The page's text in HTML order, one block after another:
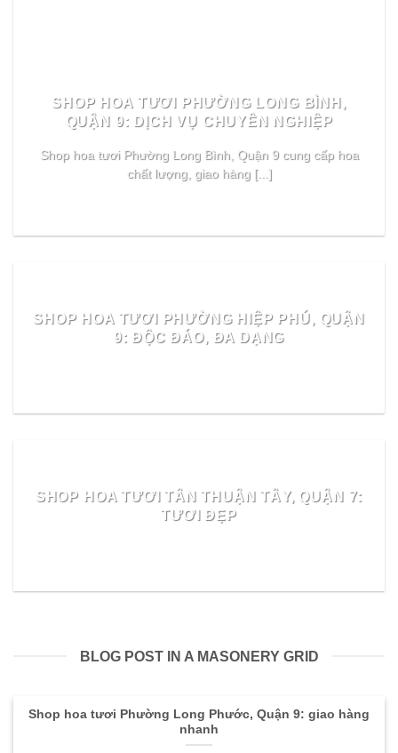
SHOP HOA TƯƠI PHƯỜNG LONG BÌNH,
QUẬN 9: DỊCH VỤ CHUYÊN NGHIỆP
Shop hoa tươi Phường Long Bình, Quận 9 cung cấp hoa
chất lượng, giao hàng [...]
SHOP HOA TƯƠI PHƯỜNG HIỆP PHÚ, QUẬN
9: ĐỘC ĐÁO, ĐA DẠNG
SHOP HOA TƯƠI TÂN THUẬN TÂY, QUẬN 7:
TƯƠI ĐẸP
BLOG POST IN A MASONERY GRID
Shop hoa tươi Phường Long Phước, Quận 9: giao hàng
nhanh